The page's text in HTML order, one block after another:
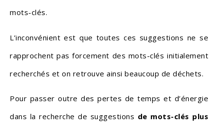
mots-clés.
L’inconvénient est que toutes ces suggestions ne se
rapprochent pas forcement des mots-clés initialement
recherchés et on retrouve ainsi beaucoup de déchets.
Pour passer outre des pertes de temps et d’énergie
dans la recherche de suggestions de mots-clés plus